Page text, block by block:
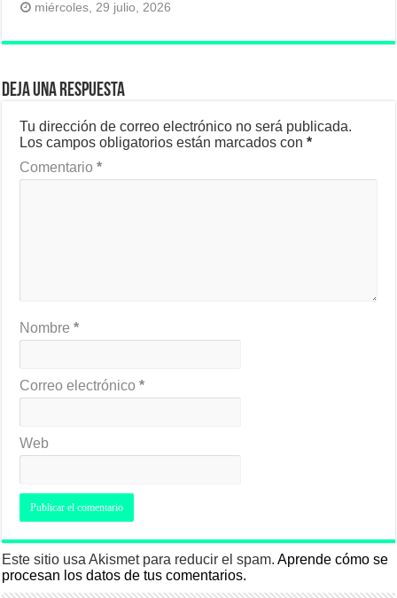
miércoles, 29 julio, 2026
Deja una respuesta
Tu dirección de correo electrónico no será publicada.
Los campos obligatorios están marcados con*
Comentario*
Nombre*
Correo electrónico*
Web
Este sitio usa Akismet para reducir el spam.Aprende cómo se
procesan los datos de tus comentarios.